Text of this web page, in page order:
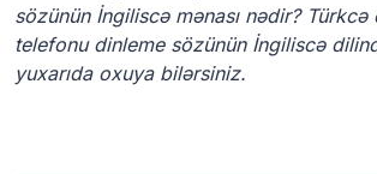
sözünün İngiliscə mənası nədir?
telefonu dinleme sözünün İngiliscə
yuxarıda oxuya bilərsiniz.